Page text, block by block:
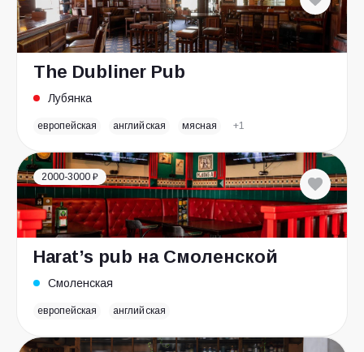
The Dubliner Pub
Лубянка
европейская английская мясная +1
2000-3000 ₽
Harat’s pub на Смоленской
Смоленская
европейская английская